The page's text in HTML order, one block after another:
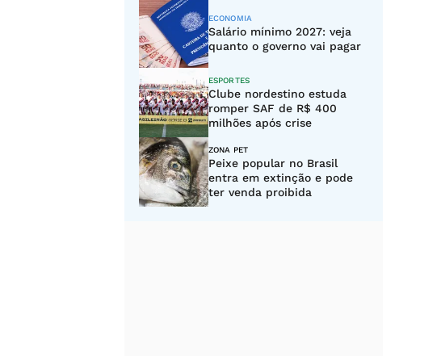
ECONOMIA
Salário mínimo 2027: veja
quanto o governo vai pagar
ESPORTES
Clube nordestino estuda
romper SAF de R$ 400
milhões após crise
ZONA PET
Peixe popular no Brasil
entra em extinção e pode
ter venda proibida